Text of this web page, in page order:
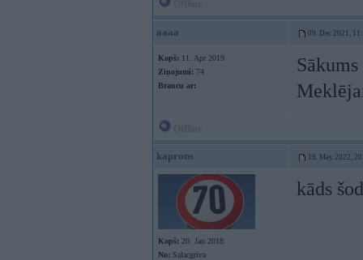
aaaa 09. Dec 2021,
Kopš: 11. Apr 2019
Ziņojumi: 74
Braucu ar:
kaprons 19. May 2022,
Kopš: 20. Jan 2018
No: Salacgrīva
kāds